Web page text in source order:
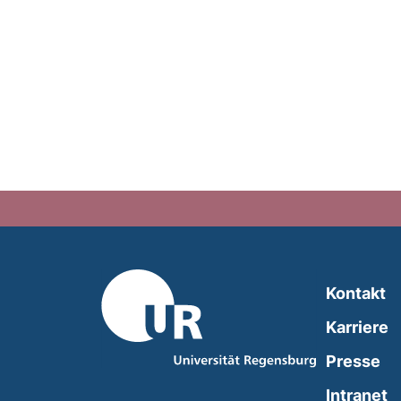
Kontakt
Karriere
Presse
Intranet